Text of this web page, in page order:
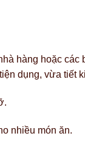
hàng hoặc
dụng, vừa tiết
nhiều món ăn.